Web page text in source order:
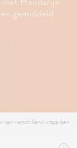
gemiddeld
kan verschillend uitpakken